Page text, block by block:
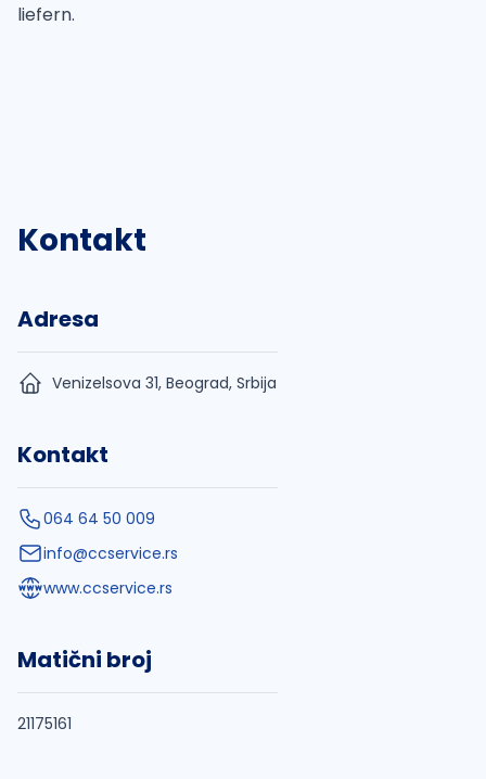
liefern.
Kontakt
Adresa
Venizelsova 31, Beograd, Srbija
Kontakt
064 64 50 009
info@ccservice.rs
www.ccservice.rs
Matični broj
21175161